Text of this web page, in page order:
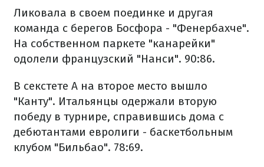
Ликовала в своем поединке и другая
команда с берегов Босфора - "Фенербахче".
На собственном паркете "канарейки"
одолели французский "Нанси". 90:86.
В секстете A на второе место вышло
"Канту". Итальянцы одержали вторую
победу в турнире, справившись дома с
дебютантами евролиги - баскетбольным
клубом "Бильбао". 78:69.